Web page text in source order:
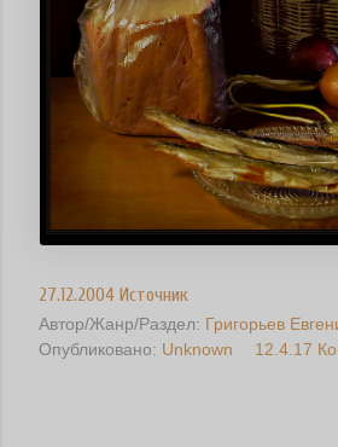
27.12.2004 Источник
Автор/Жанр/Раздел: Григорьев
Опубликовано: Unknown 12.4.17